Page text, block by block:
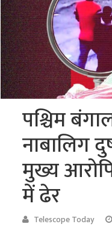
पश्चिम
नाबालिग
मुख्य
में ढेर
Telescope Today